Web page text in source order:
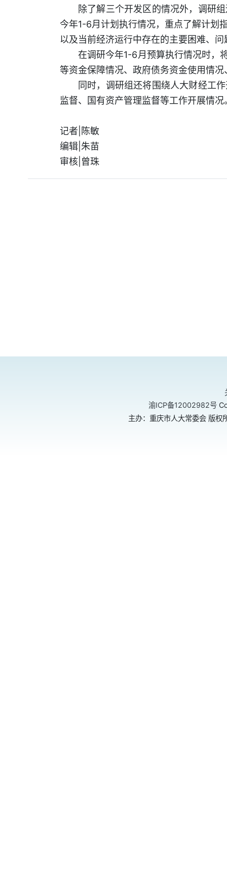
除了解三个开发区的情况外，调研
今年1-6月计划执行情况，重点了解计划
以及当前经济运行中存在的主要困难、问
在调研今年1-6月预算执行情况时，
等资金保障情况、政府债务资金使用情
同时，调研组还将围绕人大财经工
监督、国有资产管理监督等工作开展情况
记者|陈敏
编辑|朱苗
审核|曾珠
渝ICP备12002982号
主办：重庆市人大常委会 版